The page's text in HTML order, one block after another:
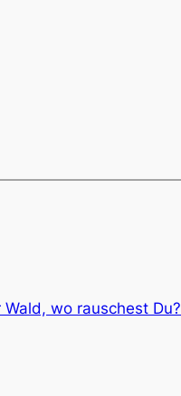
Wald, wo rauschest Du?